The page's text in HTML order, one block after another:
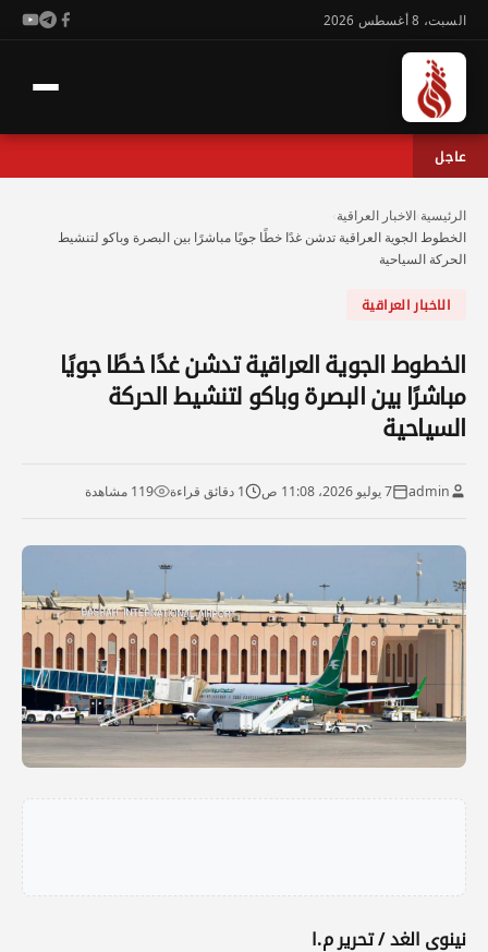
السبت، 8 أغسطس 2026
عاجل
الرئيسية الاخبار العراقية
الخطوط الجوية العراقية تدشن غدًا خطًا جويًا مباشرًا بين البصرة وباكو لتنشيط
الحركة السياحية
الاخبار العراقية
الخطوط الجوية العراقية تدشن غدًا خطًا جويًا
مباشرًا بين البصرة وباكو لتنشيط الحركة
السياحية
admin 7 يوليو 2026، 11:08 ص 1 دقائق قراءة 119 مشاهدة
نينوى الغد / تحرير م.ا